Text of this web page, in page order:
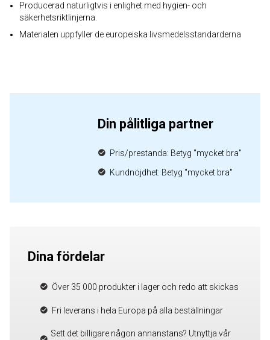
Producerad naturligtvis i enlighet med hygien- och
säkerhetsriktlinjerna.
Materialen uppfyller de europeiska livsmedelsstandarderna
Din pålitliga partner
Pris/prestanda: Betyg "mycket bra"
Kundnöjdhet: Betyg "mycket bra"
Dina fördelar
Över 35 000 produkter i lager och redo att skickas
Fri leverans i hela Europa på alla beställningar
Sett det billigare någon annanstans? Utnyttja vår